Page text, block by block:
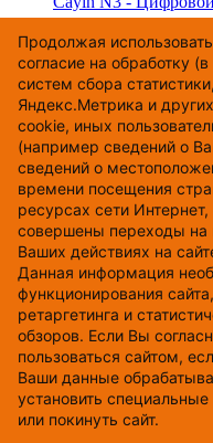
02.10.2018
Детские
Продолжая
согласие на обработку
систем сбора
Яндекс.Метрика и
cookie, иных
(например сведений о
сведений о
времени посещения
ресурсах сети
совершены переходы на
Ваших действиях на
Данная информация
функционирования
ретаргетинга и
обзоров. Если Вы
пользоваться сайтом,
Ваши данные
установить
или покинуть сайт.